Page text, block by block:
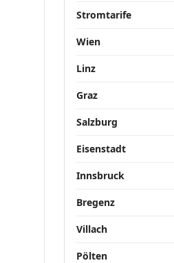
Stromtarife
Wien
Linz
Graz
Salzburg
Eisenstadt
Innsbruck
Bregenz
Villach
Pölten